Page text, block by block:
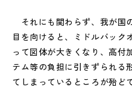
それにも関わらず、我が国
目を向けると、ミドルバック
って図体が大きくなり、高付
テム等の負担に引きずられる
てしまっているところが殆ど